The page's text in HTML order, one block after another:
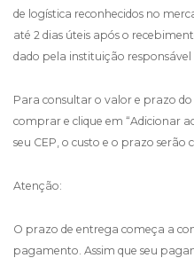
de logística reconhecidos no
até 2 dias úteis após o
dado pela instituição
Para consultar o valor e prazo do
comprar e clique em “Adicionar
seu CEP, o custo e o prazo
Atenção:
O prazo de entrega começa a
pagamento. Assim que seu